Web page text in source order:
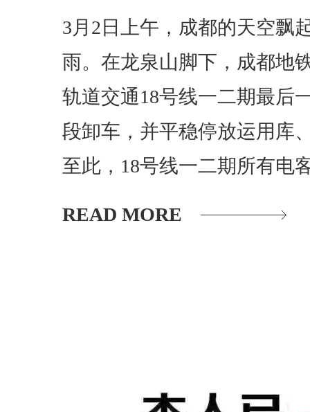
3月2日上午，成都的天空飘
雨。在龙泉山脚下，成都地
轨道交通18号线一二期最后
段卸车，并平稳停放运用库
至此，18号线一二期所有电
READ MORE